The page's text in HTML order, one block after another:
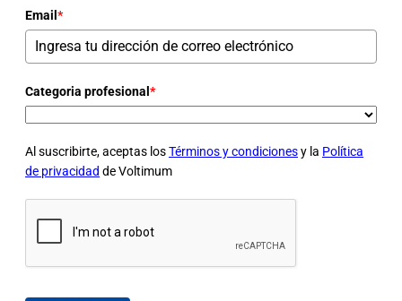
Email *
Categoria profesional *
Al suscribirte, aceptas losTérminos y condicionesy la Política
de privacidad de Voltimum